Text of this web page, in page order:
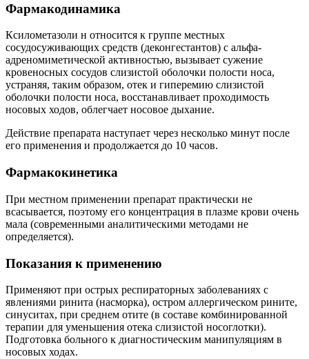
Фармакодинамика
Ксилометазоли н относится к группе местных
сосудосуживающих средств (деконгестантов) с альфа-
адреномиметической активностью, вызывает сужение
кровеносных сосудов слизистой оболочки полости носа,
устраняя, таким образом, отек и гиперемию слизистой
оболочки полости носа, восстанавливает проходимость
носовых ходов, облегчает носовое дыхание.
Действие препарата наступает через несколько минут после
его применения и продолжается до 10 часов.
Фармакокинетика
При местном применении препарат практически не
всасывается, поэтому его концентрация в плазме крови очень
мала (современными аналитическими методами не
определяется).
Показания к применению
Применяют при острых респираторных заболеваниях с
явлениями ринита (насморка), остром аллергическом рините,
синуситах, при среднем отите (в составе комбинированной
терапии для уменьшения отека слизистой носоглотки).
Подготовка больного к диагностическим манипуляциям в
носовых ходах.